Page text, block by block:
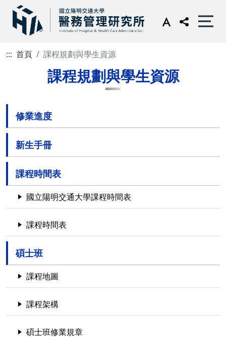
::: 首頁 課程規劃與學生資源
課程規劃與學生資源
修業進度
新生手冊
課程時間表
國立陽明交通大學課程時間表
課程時間表
碩士班
課程地圖
課程架構
碩士班修業規章